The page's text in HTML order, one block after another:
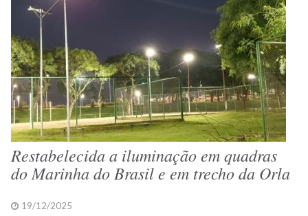
Restabelecida a iluminação em quadras
do Marinha do Brasil e em trecho da Orla
19/12/2025